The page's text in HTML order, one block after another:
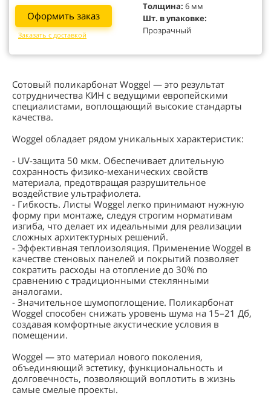
Оформить заказ
Заказать с доставкой
Толщина: 6 мм
Шт. в упаковке:
Прозрачный
Сотовый поликарбонат Woggel — это результат
сотрудничества КИН с ведущими европейскими
специалистами, воплощающий высокие стандарты
качества.
Woggel обладает рядом уникальных характеристик:
- UV-защита 50 мкм. Обеспечивает длительную
сохранность физико-механических свойств
материала, предотвращая разрушительное
воздействие ультрафиолета.
- Гибкость. Листы Woggel легко принимают нужную
форму при монтаже, следуя строгим нормативам
изгиба, что делает их идеальными для реализации
сложных архитектурных решений.
- Эффективная теплоизоляция. Применение Woggel в
качестве стеновых панелей и покрытий позволяет
сократить расходы на отопление до 30% по
сравнению с традиционными стеклянными
аналогами.
- Значительное шумопоглощение. Поликарбонат
Woggel способен снижать уровень шума на 15–21 Дб,
создавая комфортные акустические условия в
помещении.
Woggel — это материал нового поколения,
объединяющий эстетику, функциональность и
долговечность, позволяющий воплотить в жизнь
самые смелые проекты.